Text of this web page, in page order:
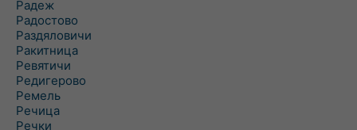
Радеж
Радостово
Раздяловичи
Ракитница
Ревятичи
Редигерово
Ремель
Речица
Речки